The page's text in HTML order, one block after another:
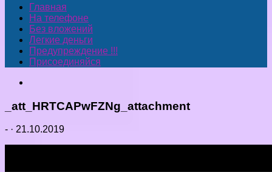
Главная
На телефоне
Без вложений
Легкие деньги
Предупреждение !!!
Присоединяйся
_att_HRTCAPwFZNg_attachment
- · 21.10.2019